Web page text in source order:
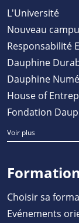
L'Université
Nouveau
Responsabilité
Dauphine
Dauphine
House of
Fondation
Voir plus
Choisir sa
Evénements